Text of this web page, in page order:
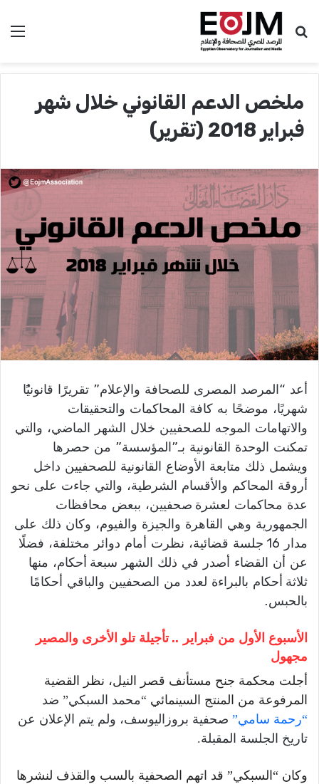
بحث عن
ملخص الدعم القانوني خلال شهر
فبراير 2018 (تقرير)
أعد “المرصد المصرى للصحافة والإعلام” تقريرًا قانونيًُا
شهريًا، موضحًا به كافة المحاكمات والتحقيقات
والاتهامات الموجه للصحفيين خلال الشهر الماضي، والتي
تمكنت الوحدة القانونية بـ”المؤسسة” من حصرها
ويشمل ذلك متابعة الأوضاع القانونية للصحفيين داخل
أروقة المحاكم والأقسام الشرطية، والتي جاءت على نحو
عدة محاكمات لعشرة صحفيين، ببعض محافظات
الجمهورية وهي القاهرة والجيزة والفيوم، وكان ذلك على
مدار 16 جلسة قضائية، نظرت أمام دوائر مختلفة، فضلًا
عن أن القضاء أصدر في ذلك الشهر سبعة أحكام، منها
ثلاثة أحكام بالبراءة لعدد من الصحفيين والباقي أحكامًا
بالحبس.
الأسبوع اﻷول من فبراير ..تأجيلة تلو الأخرى والمصير
مجهول
أجلت محكمة جنح مستأنف قصر النيل، نظر القضية
المرفوعة من المنتج السينمائي “محمد السبكي” ضد
“رحمة سامي” صحفية بروزاليوسف، ولم يتم الإعلان عن
تاريخ الجلسة المقبلة.
وكان “السبكي” قد اتهم الصحفية بالسب والقذف لنشرها